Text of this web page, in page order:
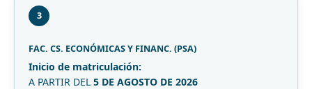
3
FAC. CS. ECONÓMICAS Y FINANC. (PSA)
Inicio de matriculación:
A PARTIR DEL 5 DE AGOSTO DE 2026